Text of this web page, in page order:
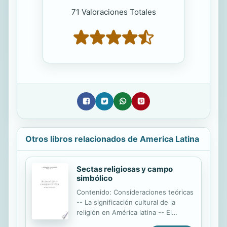
71 Valoraciones Totales
Otros libros relacionados de America Latina
Sectas religiosas y campo
simbólico
Contenido: Consideraciones teóricas
-- La significación cultural de la
religión en América latina -- El